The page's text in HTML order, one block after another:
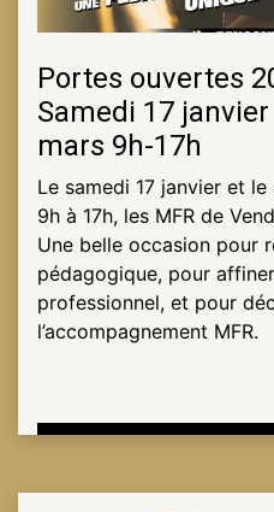
Portes ouvertes
Samedi 17
mars 9h-17h
Le samedi 17 janvier et
9h à 17h, les MFR de
Une belle occasion pour
pédagogique, pour
professionnel, et pour
l’accompagnement MFR.